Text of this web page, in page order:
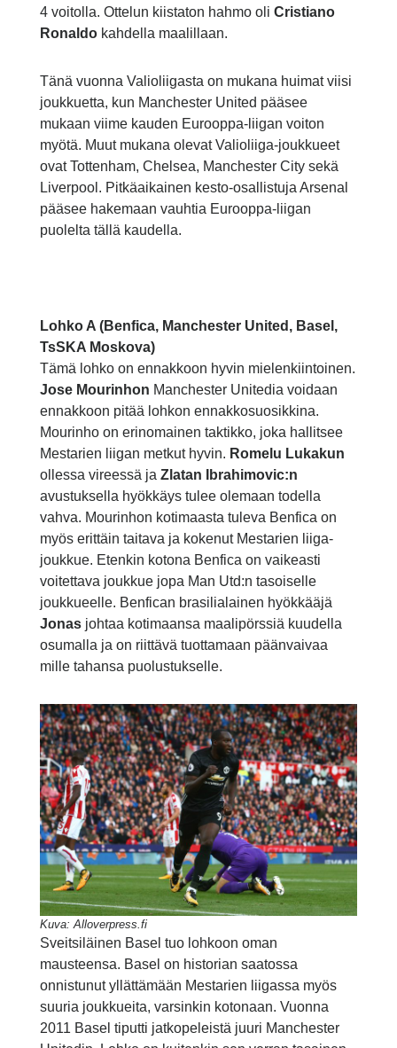
4 voitolla. Ottelun kiistaton hahmo oli Cristiano
Ronaldo kahdella maalillaan.
Tänä vuonna Valioliigasta on mukana huimat viisi
joukkuetta, kun Manchester United pääsee
mukaan viime kauden Eurooppa-liigan voiton
myötä. Muut mukana olevat Valioliiga-joukkueet
ovat Tottenham, Chelsea, Manchester City sekä
Liverpool. Pitkäaikainen kesto-osallistuja Arsenal
pääsee hakemaan vauhtia Eurooppa-liigan
puolelta tällä kaudella.
Lohko A (Benfica, Manchester United, Basel,
TsSKA Moskova)
Tämä lohko on ennakkoon hyvin mielenkiintoinen.
Jose Mourinhon Manchester Unitedia voidaan
ennakkoon pitää lohkon ennakkosuosikkina.
Mourinho on erinomainen taktikko, joka hallitsee
Mestarien liigan metkut hyvin. Romelu Lukakun
ollessa vireessä ja Zlatan Ibrahimovic:n
avustuksella hyökkäys tulee olemaan todella
vahva. Mourinhon kotimaasta tuleva Benfica on
myös erittäin taitava ja kokenut Mestarien liiga-
joukkue. Etenkin kotona Benfica on vaikeasti
voitettava joukkue jopa Man Utd:n tasoiselle
joukkueelle. Benfican brasilialainen hyökkääjä
Jonasjohtaa kotimaansa maalipörssiä kuudella
osumalla ja on riittävä tuottamaan päänvaivaa
mille tahansa puolustukselle.
Kuva: Alloverpress.fi
Sveitsiläinen Basel tuo lohkoon oman
mausteensa. Basel on historian saatossa
onnistunut yllättämään Mestarien liigassa myös
suuria joukkueita, varsinkin kotonaan. Vuonna
2011 Basel tiputti jatkopeleistä juuri Manchester